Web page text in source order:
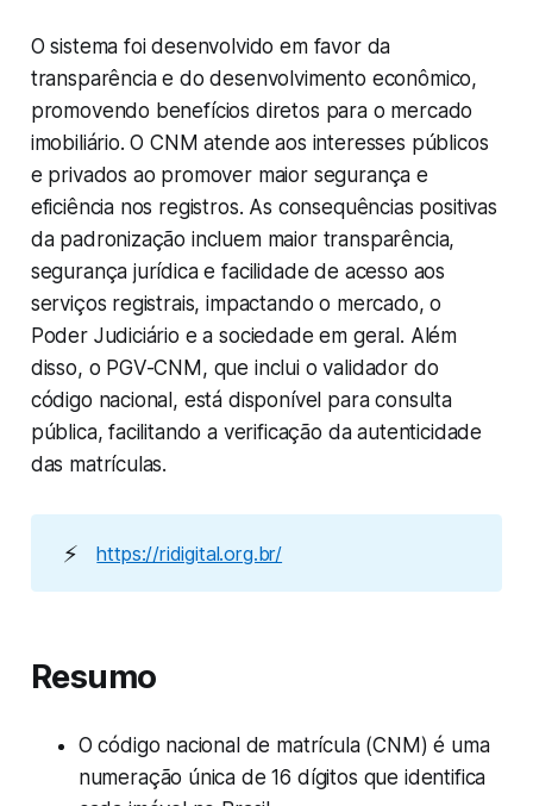
O sistema foi desenvolvido em favor da
transparência e do desenvolvimento econômico,
promovendo benefícios diretos para o mercado
imobiliário. O CNM atende aos interesses públicos
e privados ao promover maior segurança e
eficiência nos registros. As consequências positivas
da padronização incluem maior transparência,
segurança jurídica e facilidade de acesso aos
serviços registrais, impactando o mercado, o
Poder Judiciário e a sociedade em geral. Além
disso, o PGV-CNM, que inclui o validador do
código nacional, está disponível para consulta
pública, facilitando a verificação da autenticidade
das matrículas.
⚡ https://ridigital.org.br/
Resumo
O código nacional de matrícula (CNM) é uma
numeração única de 16 dígitos que identifica